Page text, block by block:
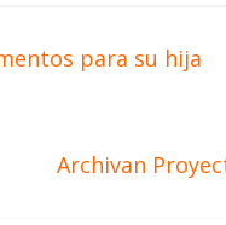
para su hija
Archivan